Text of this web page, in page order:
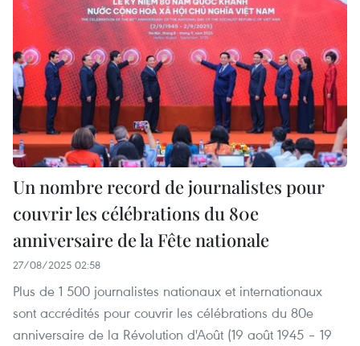
Un nombre record de journalistes pour
couvrir les célébrations du 80e
anniversaire de la Fête nationale
27/08/2025 02:58
Plus de 1 500 journalistes nationaux et internationaux
sont accrédités pour couvrir les célébrations du 80e
anniversaire de la Révolution d'Août (19 août 1945 – 19